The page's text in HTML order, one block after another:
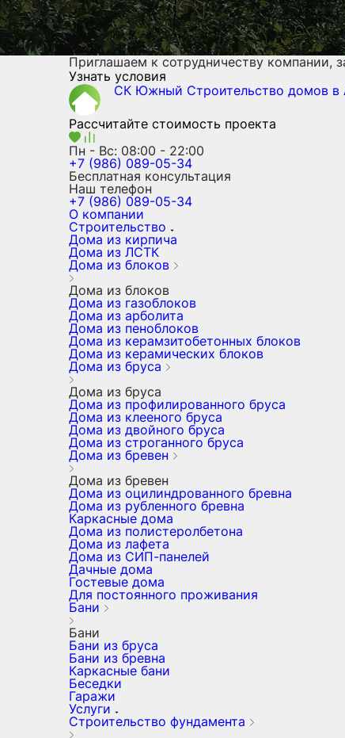
Приглашаем к сотрудничеству
Узнать условия
СК Южный Строительство домов в
Рассчитайте стоимость проекта
Пн - Вс: 08:00 - 22:00
+7 (986) 089-05-34
Бесплатная консультация
Наш телефон
+7 (986) 089-05-34
О компании
Строительство
Дома из кирпича
Дома из ЛСТК
Дома из блоков
Дома из блоков
Дома из газоблоков
Дома из арболита
Дома из пеноблоков
Дома из керамзитобетонных блоков
Дома из керамических блоков
Дома из бруса
Дома из бруса
Дома из профилированного бруса
Дома из клееного бруса
Дома из двойного бруса
Дома из строганного бруса
Дома из бревен
Дома из бревен
Дома из оцилиндрованного бревна
Дома из рубленного бревна
Каркасные дома
Дома из полистеролбетона
Дома из лафета
Дома из СИП-панелей
Дачные дома
Гостевые дома
Для постоянного проживания
Бани
Бани
Бани из бруса
Бани из бревна
Каркасные бани
Беседки
Гаражи
Услуги
Строительство фундамента